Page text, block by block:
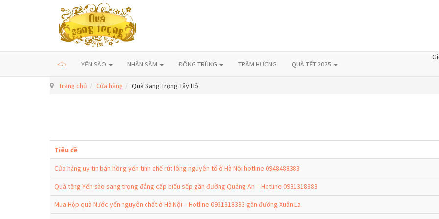
YẾN SÀO NHÂN SÂM ĐÔNG TRÙNG TRẦM HƯƠNG QUÀ TẾT 2025
Trang chủ Cửa hàng Quà Sang Trọng Tây Hồ
Tiêu đề
Cửa hàng uy tin bán hồng yến tinh chế rút lông nguyên tổ ở Hà Nội hotline 0948488383
Quà tặng Yến sào sang trọng đẳng cấp biếu sếp gần đường Quảng An – Hotline 0931318383
Mua Hộp quà Nước yến nguyên chất ở Hà Nội – Hotline 0931318383 gần đường Xuân La